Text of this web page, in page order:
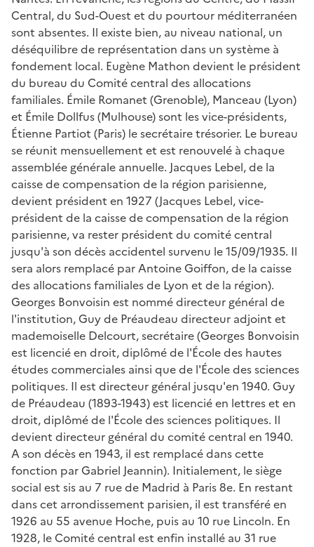
Central, du Sud-Ouest et du pourtour méditerranéen
sont absentes. Il existe bien, au niveau national, un
déséquilibre de représentation dans un système à
fondement local. Eugène Mathon devient le président
du bureau du Comité central des allocations
familiales. Émile Romanet (Grenoble), Manceau (Lyon)
et Émile Dollfus (Mulhouse) sont les vice-présidents,
Étienne Partiot (Paris) le secrétaire trésorier. Le bureau
se réunit mensuellement et est renouvelé à chaque
assemblée générale annuelle. Jacques Lebel, de la
caisse de compensation de la région parisienne,
devient président en 1927 (Jacques Lebel, vice-
président de la caisse de compensation de la région
parisienne, va rester président du comité central
jusqu'à son décès accidentel survenu le 15/09/1935. Il
sera alors remplacé par Antoine Goiffon, de la caisse
des allocations familiales de Lyon et de la région).
Georges Bonvoisin est nommé directeur général de
l'institution, Guy de Préaudeau directeur adjoint et
mademoiselle Delcourt, secrétaire (Georges Bonvoisin
est licencié en droit, diplômé de l'École des hautes
études commerciales ainsi que de l'École des sciences
politiques. Il est directeur général jusqu'en 1940. Guy
de Préaudeau (1893-1943) est licencié en lettres et en
droit, diplômé de l'École des sciences politiques. Il
devient directeur général du comité central en 1940.
A son décès en 1943, il est remplacé dans cette
fonction par Gabriel Jeannin). Initialement, le siège
social est sis au 7 rue de Madrid à Paris 8e. En restant
dans cet arrondissement parisien, il est transféré en
1926 au 55 avenue Hoche, puis au 10 rue Lincoln. En
1928, le Comité central est enfin installé au 31 rue